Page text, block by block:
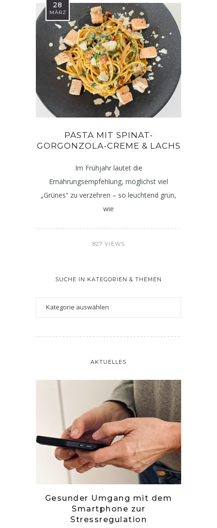
28
MÄRZ
PASTA MIT SPINAT-
GORGONZOLA-CREME & LACHS
Im Frühjahr lautet die
Ernährungsempfehlung, möglichst viel
„Grünes“ zu verzehren – so leuchtend grün,
wie
827 VIEWS
SUCHE IN KATEGORIEN & THEMEN
AKTUELLES
Gesunder Umgang mit dem
Smartphone zur
Stressregulation